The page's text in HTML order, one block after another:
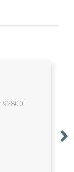
92800